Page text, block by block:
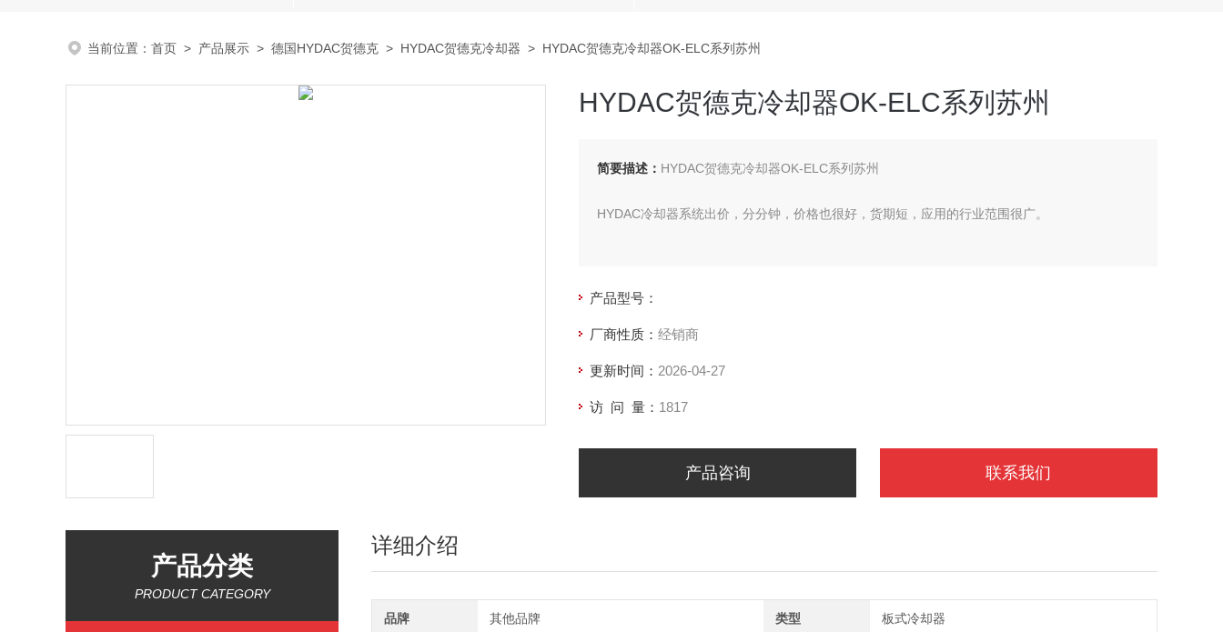
当前位置： 首页 > 产品展示 > 德国HYDAC贺德克 > HYDAC贺德克冷却器 > HYDAC贺德克冷却器OK-ELC系列苏州
HYDAC贺德克冷却器OK-ELC系列苏州
简要描述： HYDAC贺德克冷却器OK-ELC系列苏州
HYDAC冷却器系统出价，分分钟，价格也很好，货期短，应用的行业范围很广。
产品型号：
厂商性质： 经销商
更新时间： 2026-04-27
访 问 量： 1817
产品咨询 联系我们
产品分类
PRODUCT CATEGORY
详细介绍
品牌 其他品牌 类型 板式冷却器